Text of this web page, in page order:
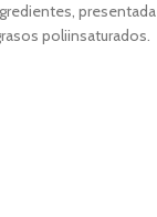
poliinsaturados.